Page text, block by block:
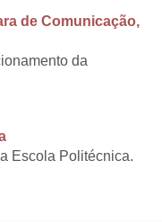
de Comunicação,
da
Escola Politécnica.